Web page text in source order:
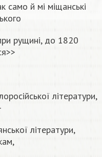
само й мi мiщанські
рущинi, до 1820
літератури,
літератури,